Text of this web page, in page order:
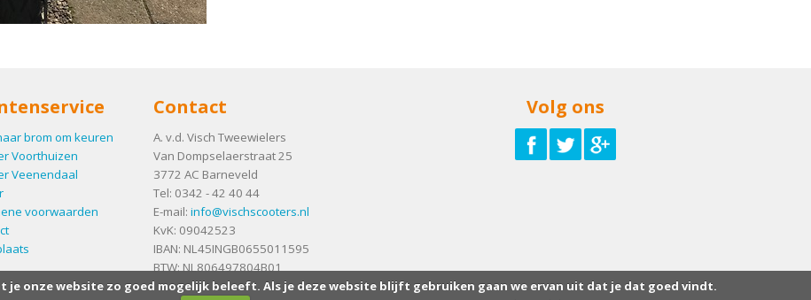
brom om keuren
Voorthuizen
Veenendaal
voorwaarden
Contact
A. v.d. Visch Tweewielers
Van Dompselaerstraat 25
3772 AC Barneveld
Tel: 0342 - 42 40 44
E-mail: info@vischscooters.nl
KvK: 09042523
IBAN: NL45INGB0655011595
BTW: NL806497804B01
Volg ons
je onze website zo goed mogelijk beleeft. Als je deze website blijft gebruiken gaan we ervan uit dat je dat goed vindt.